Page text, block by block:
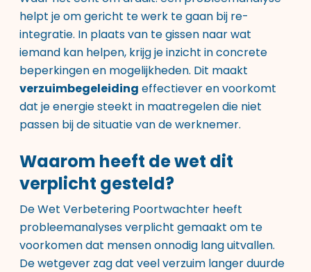
helpt je om gericht te werk te gaan bij re-
integratie. In plaats van te gissen naar wat
iemand kan helpen, krijg je inzicht in concrete
beperkingen en mogelijkheden. Dit maakt
verzuimbegeleiding effectiever en voorkomt
dat je energie steekt in maatregelen die niet
passen bij de situatie van de werknemer.
Waarom heeft de wet dit
verplicht gesteld?
De Wet Verbetering Poortwachter heeft
probleemanalyses verplicht gemaakt om te
voorkomen dat mensen onnodig lang uitvallen.
De wetgever zag dat veel verzuim langer duurde